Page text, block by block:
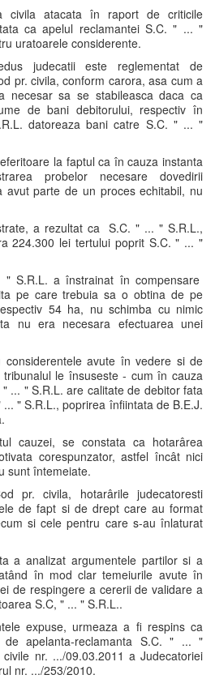
civila atacata în raport de criticile
ca apelul reclamantei S.C. " ... "
uratoarele considerente.
judecatii este reglementat de
pr. civila, conform carora, asa cum a
necesar sa se stabileasca daca ca
de bani debitorului, respectiv în
datoreaza bani catre S.C. " ... "
la faptul ca în cauza instanta
probelor necesare dovedirii
parte de un proces echitabil, nu
a rezultat ca S.C. " ... " S.R.L.,
224.300 lei tertului poprit S.C. " ... "
S.R.L. a înstrainat în compensare
pe care trebuia sa o obtina de pe
54 ha, nu schimba cu nimic
nu era necesara efectuarea unei
considerentele avute în vedere si de
le însuseste - cum în cauza
... " S.R.L. are calitate de debitor fata
" S.R.L., poprirea înfiintata de B.E.J.
cauzei, se constata ca hotarârea
corespunzator, astfel încât nici
sunt întemeiate.
pr. civila, hotarârile judecatoresti
de fapt si de drept care au format
si cele pentru care s-au înlaturat
a analizat argumentele partilor si a
în mod clar temeiurile avute în
de respingere a cererii de validare a
S.C, " ... " S.R.L..
expuse, urmeaza a fi respins ca
de apelanta-reclamanta S.C. " ... "
nr. .../09.03.2011 a Judecatoriei
nr. .../253/2010.